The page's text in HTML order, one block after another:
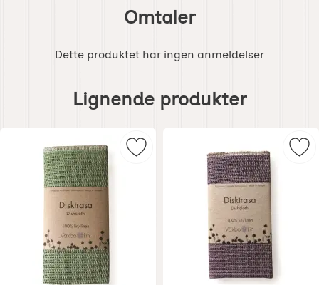
Omtaler
Dette produktet har ingen anmeldelser
Lignende produkter
Merk diskeklut bladgrønn som